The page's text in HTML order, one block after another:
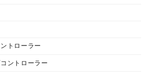
トローラー
ントローラー